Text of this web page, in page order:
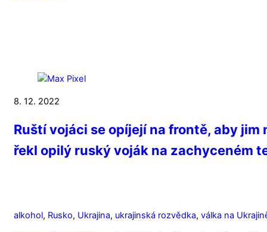
8. 12. 2022
Ruští vojáci se opíjejí na frontě, aby jim
řekl opilý ruský voják na zachyceném
alkohol, Rusko, Ukrajina, ukrajinská rozvědka, válka na